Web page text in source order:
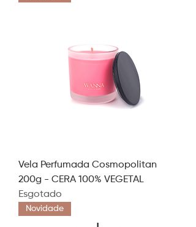
Vela Perfumada Cosmopolitan
200g - CERA 100% VEGETAL
Esgotado
Novidade